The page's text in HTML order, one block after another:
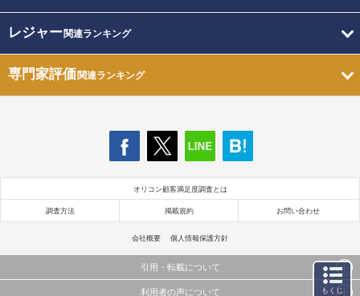
レジャー関連ランキング
専門家評価関連ランキング
オリコン顧客満足度調査とは
調査方法 掲載規約 お問い合わせ
会社概要 個人情報保護方針
引用・転載について
利用者の声について もくじ